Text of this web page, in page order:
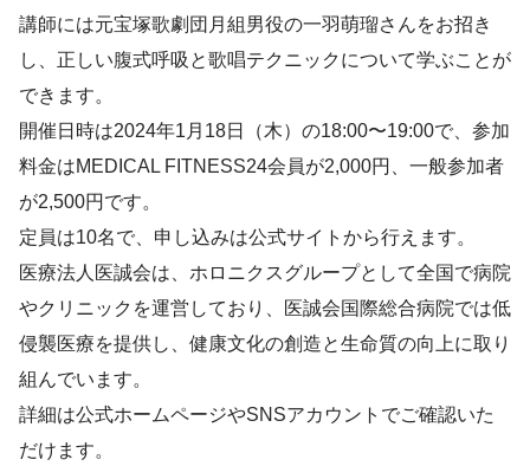
講師には元宝塚歌劇団月組男役の一羽萌瑠さんをお招き
し、正しい腹式呼吸と歌唱テクニックについて学ぶことが
できます。
開催日時は2024年1月18日（木）の18:00〜19:00で、参加
料金はMEDICAL FITNESS24会員が2,000円、一般参加者
が2,500円です。
定員は10名で、申し込みは公式サイトから行えます。
医療法人医誠会は、ホロニクスグループとして全国で病院
やクリニックを運営しており、医誠会国際総合病院では低
侵襲医療を提供し、健康文化の創造と生命質の向上に取り
組んでいます。
詳細は公式ホームページやSNSアカウントでご確認いた
だけます。